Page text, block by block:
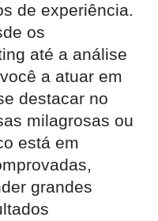
de experiência.
os
até a análise
a atuar em
destacar no
milagrosas ou
está em
grandes